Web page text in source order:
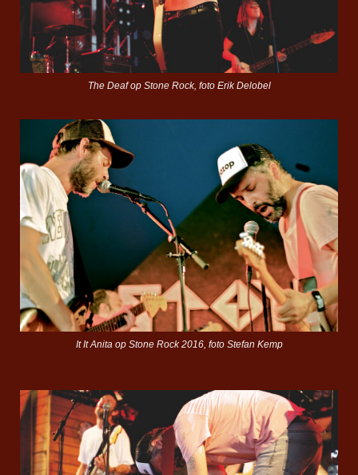
The Deaf op Stone Rock, foto Erik Delobel
It It Anita op Stone Rock 2016, foto Stefan Kemp